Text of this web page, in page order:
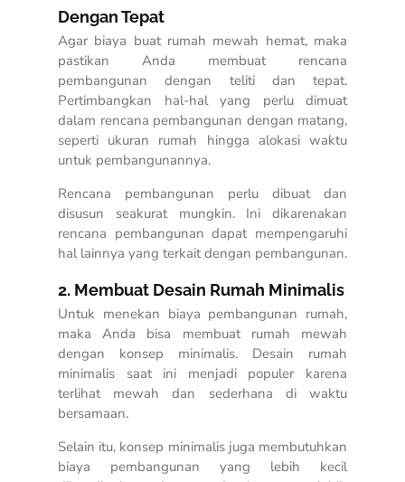
Dengan Tepat
Agar biaya buat rumah mewah hemat, maka
pastikan Anda membuat rencana
pembangunan dengan teliti dan tepat.
Pertimbangkan hal-hal yang perlu dimuat
dalam rencana pembangunan dengan matang,
seperti ukuran rumah hingga alokasi waktu
untuk pembangunannya.
Rencana pembangunan perlu dibuat dan
disusun seakurat mungkin. Ini dikarenakan
rencana pembangunan dapat mempengaruhi
hal lainnya yang terkait dengan pembangunan.
2. Membuat Desain Rumah Minimalis
Untuk menekan biaya pembangunan rumah,
maka Anda bisa membuat rumah mewah
dengan konsep minimalis. Desain rumah
minimalis saat ini menjadi populer karena
terlihat mewah dan sederhana di waktu
bersamaan.
Selain itu, konsep minimalis juga membutuhkan
biaya pembangunan yang lebih kecil